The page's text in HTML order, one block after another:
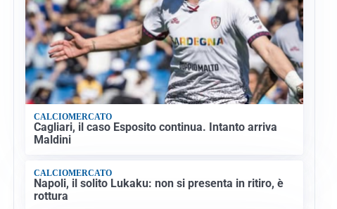
CALCIOMERCATO
Cagliari, il caso Esposito continua. Intanto arriva
Maldini
CALCIOMERCATO
Napoli, il solito Lukaku: non si presenta in ritiro, è
rottura